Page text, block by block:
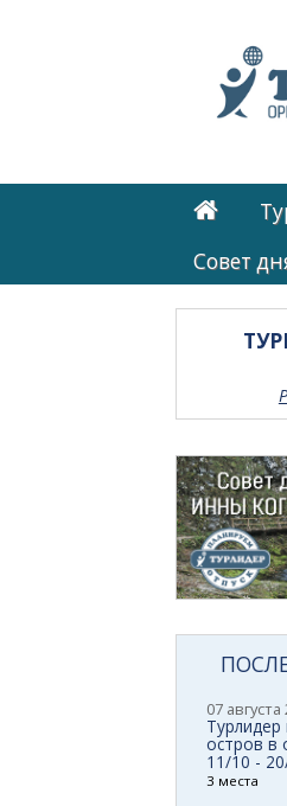
Cовет
07 августа
остров в
11/10 -
3 места